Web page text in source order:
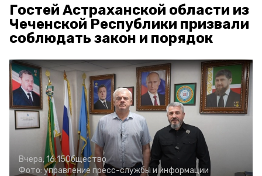
Гостей Астраханской области из
Чеченской Республики призвали
соблюдать закон и порядок
Вчера, 16:15Общество
Фото: управление пресс-службы и информации